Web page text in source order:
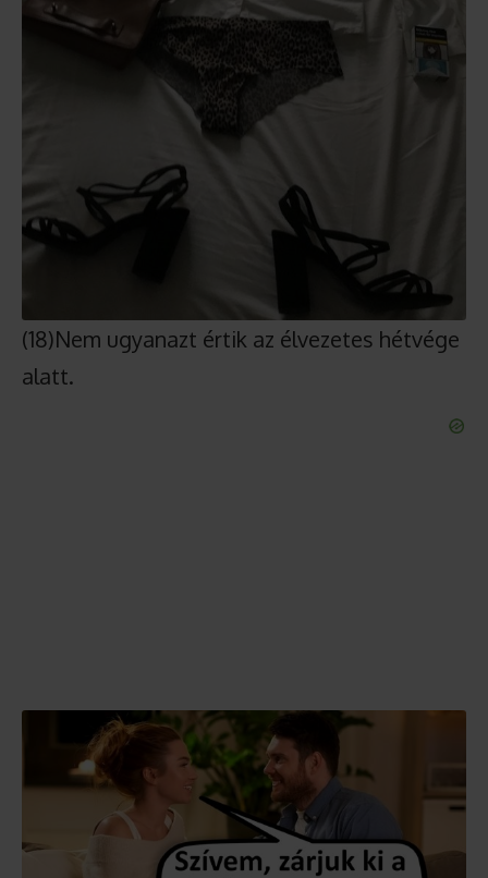
(18)Nem ugyanazt értik az élvezetes hétvége
alatt.